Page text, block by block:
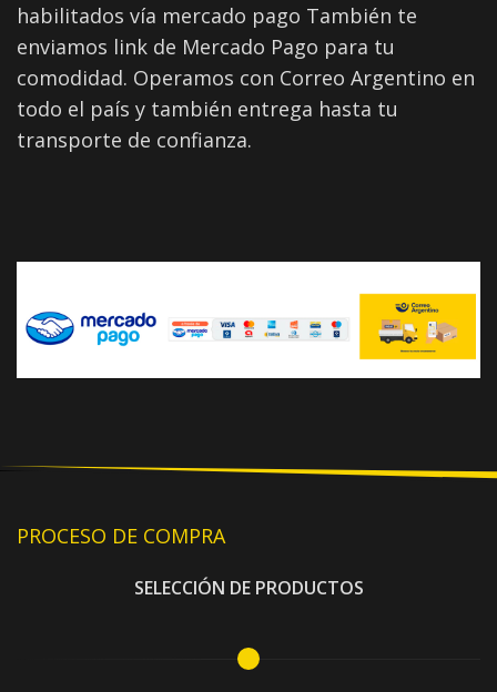
habilitados vía mercado pago También te
enviamos link de Mercado Pago para tu
comodidad. Operamos con Correo Argentino en
todo el país y también entrega hasta tu
transporte de confianza.
PROCESO DE COMPRA
SELECCIÓN DE PRODUCTOS